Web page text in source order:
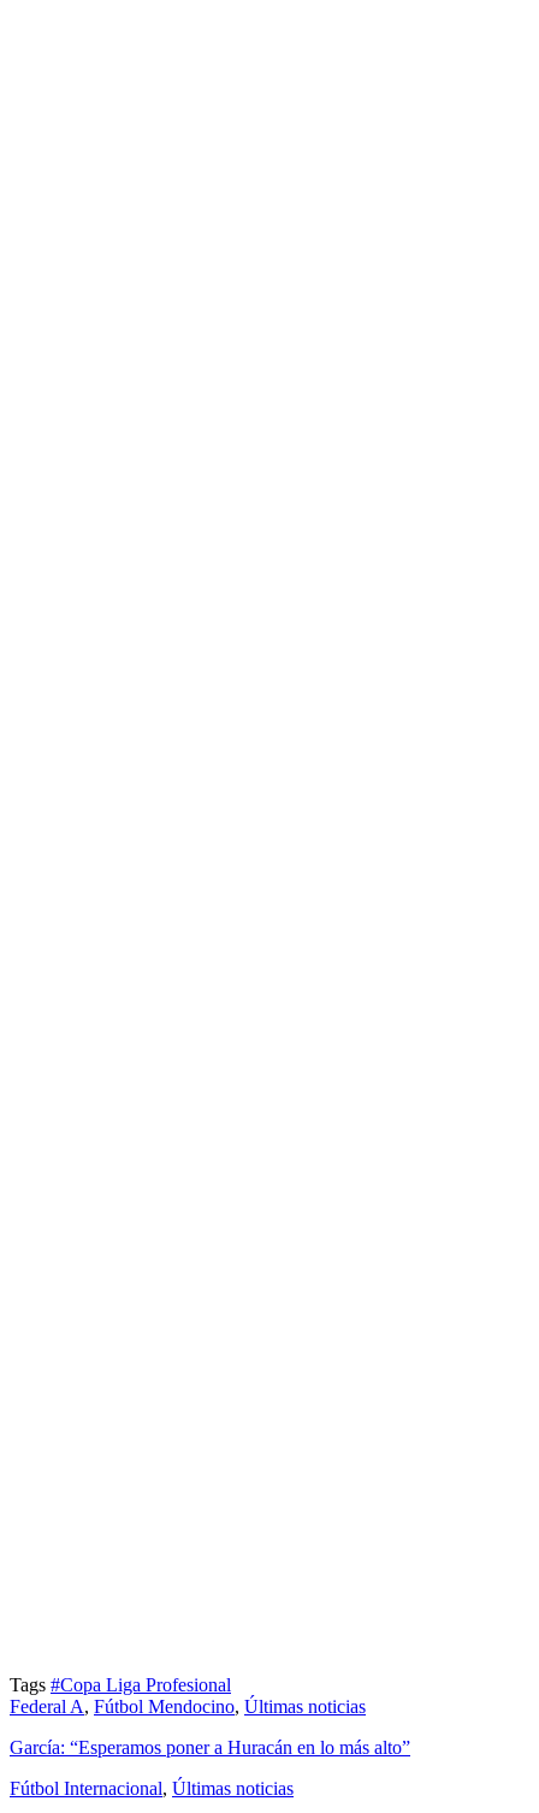
Tags #Copa Liga Profesional
Federal A, Fútbol Mendocino, Últimas noticias
García: “Esperamos poner a Huracán en lo más alto”
Fútbol Internacional, Últimas noticias